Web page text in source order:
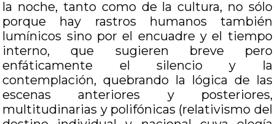
la noche, tanto como de la cultura, no sólo
porque hay rastros humanos también
lumínicos sino por el encuadre y el tiempo
interno, que sugieren breve pero
enfáticamente el silencio y la
contemplación, quebrando la lógica de las
escenas anteriores y posteriores,
multitudinarias y polifónicas (relativismo del